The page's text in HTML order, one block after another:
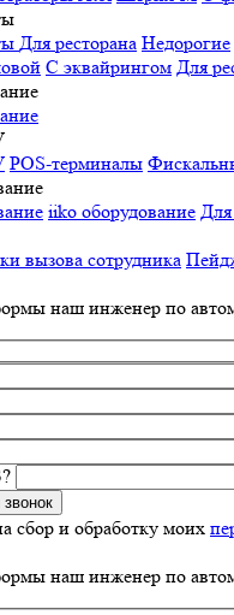
Для ресторана Недорогие
С эквайрингом Для
POS-терминалы
iiko оборудование Для
вызова сотрудника
наш инженер по
сбор и обработку моих
наш инженер по